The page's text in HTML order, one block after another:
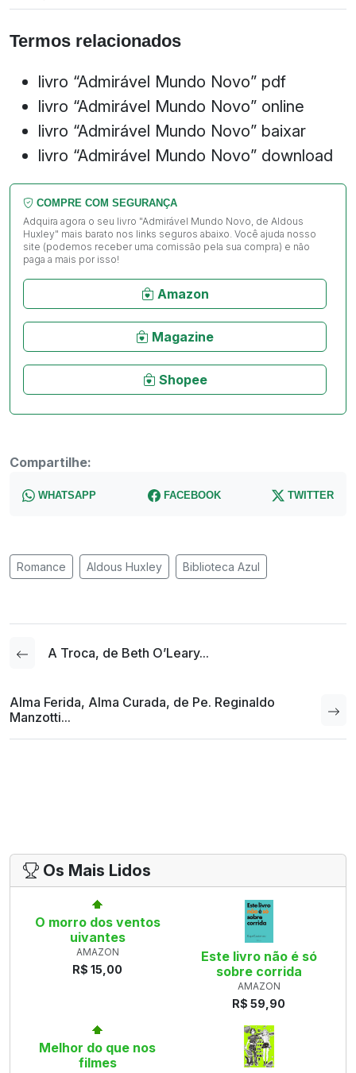
Termos relacionados
livro “Admirável Mundo Novo” pdf
livro “Admirável Mundo Novo” online
livro “Admirável Mundo Novo” baixar
livro “Admirável Mundo Novo” download
COMPRE COM SEGURANÇA
Adquira agora o seu livro "Admirável Mundo Novo, de Aldous
Huxley" mais barato nos links seguros abaixo. Você ajuda nosso
site (podemos receber uma comissão pela sua compra) e não
paga a mais por isso!
Amazon
Magazine
Shopee
Compartilhe:
WHATSAPP FACEBOOK TWITTER
Romance Aldous Huxley Biblioteca Azul
A Troca, de Beth O’Leary...
Alma Ferida, Alma Curada, de Pe. Reginaldo
Manzotti...
Os Mais Lidos
O morro dos ventos
uivantes
AMAZON
R$ 15,00
Este livro não é só
sobre corrida
AMAZON
R$ 59,90
Melhor do que nos
filmes